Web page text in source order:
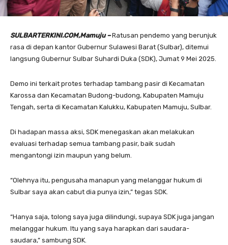
SULBARTERKINI.COM,Mamuju – Ratusan pendemo yang berunjuk
rasa di depan kantor Gubernur Sulawesi Barat (Sulbar), ditemui
langsung Gubernur Sulbar Suhardi Duka (SDK), Jumat 9 Mei 2025.
Demo ini terkait protes terhadap tambang pasir di Kecamatan
Karossa dan Kecamatan Budong-budong, Kabupaten Mamuju
Tengah, serta di Kecamatan Kalukku, Kabupaten Mamuju, Sulbar.
Di hadapan massa aksi, SDK menegaskan akan melakukan
evaluasi terhadap semua tambang pasir, baik sudah
mengantongi izin maupun yang belum.
“Olehnya itu, pengusaha manapun yang melanggar hukum di
Sulbar saya akan cabut dia punya izin,” tegas SDK.
“Hanya saja, tolong saya juga dilindungi, supaya SDK juga jangan
melanggar hukum. Itu yang saya harapkan dari saudara-
saudara,” sambung SDK.